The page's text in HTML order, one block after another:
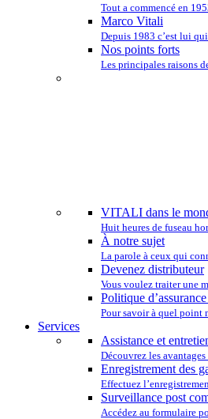
Tout a commencé en
Marco Vitali
Depuis 1983 c’est lui
Nos points forts
Les principales raisons
VITALI dans le
Huit heures de fuseau
À notre sujet
La parole à ceux qui
Devenez distributeur
Vous voulez traiter une
Politique
Pour savoir à quel point
Services
Assistance et
Découvrez les
Enregistrement des
Effectuez
Surveillance post
Accédez au formulaire